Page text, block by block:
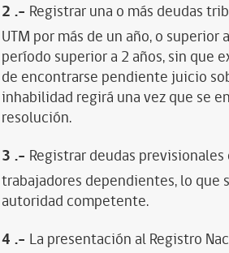
2 .- Registrar una o más deudas
UTM por más de un año, o
período superior a 2 años, sin que
de encontrarse pendiente juicio
inhabilidad regirá una vez que se
resolución.
3 .- Registrar deudas
trabajadores dependientes, lo
autoridad competente.
4 .- La presentación al Registro